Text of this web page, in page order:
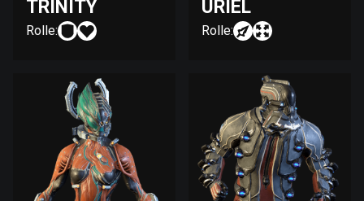
TRINITY
Rolle:
URIEL
Rolle: